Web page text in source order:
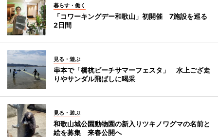
暮らす・働く
「コワーキングデー和歌山」初開催 7施設を巡る
2日間
見る・遊ぶ
串本で「橋杭ビーチサマーフェスタ」 水上ござ走
りやサンダル飛ばしに喝采
見る・遊ぶ
和歌山城公園動物園の新入りツキノワグマの名前と
絵を募集 来春公開へ